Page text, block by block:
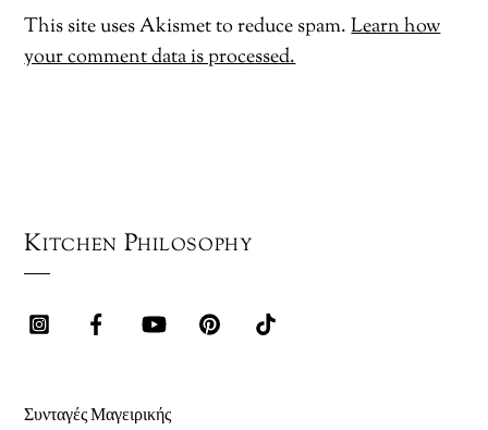
This site uses Akismet to reduce spam.Learn how
your comment data is processed.
Kitchen Philosophy
Συνταγές Μαγειρικής